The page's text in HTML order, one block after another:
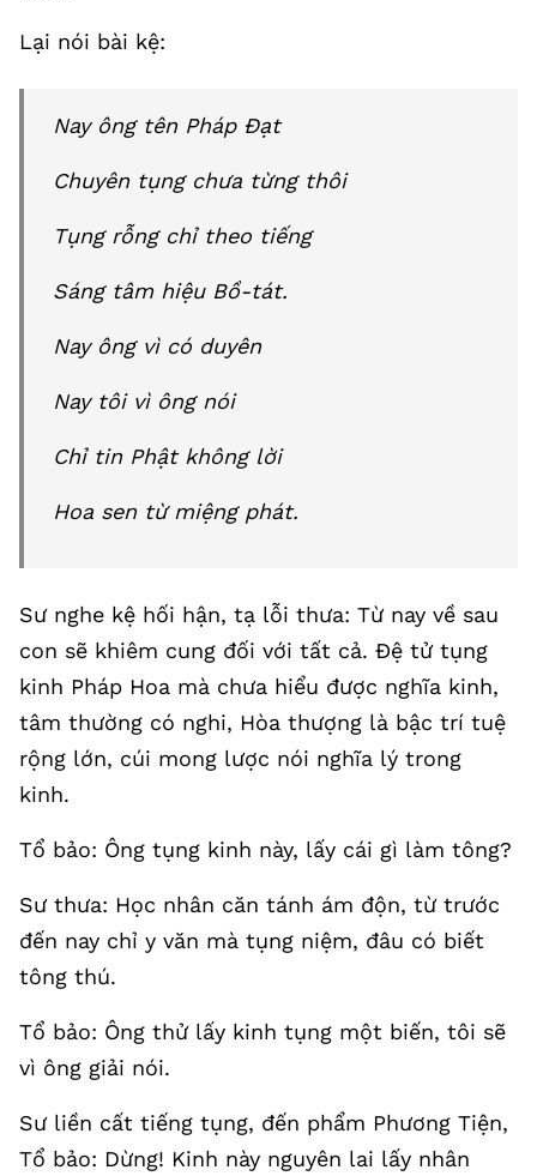
Lại nói bài kệ:
Nay ông tên Pháp Đạt
Chuyên tụng chưa từng thôi
Tụng rỗng chỉ theo tiếng
Sáng tâm hiệu Bồ-tát.
Nay ông vì có duyên
Nay tôi vì ông nói
Chỉ tin Phật không lời
Hoa sen từ miệng phát.
Sư nghe kệ hối hận, tạ lỗi thưa: Từ nay về sau
con sẽ khiêm cung đối với tất cả. Đệ tử tụng
kinh Pháp Hoa mà chưa hiểu được nghĩa kinh,
tâm thường có nghi, Hòa thượng là bậc trí tuệ
rộng lớn, cúi mong lược nói nghĩa lý trong
kinh.
Tổ bảo: Ông tụng kinh này, lấy cái gì làm tông?
Sư thưa: Học nhân căn tánh ám độn, từ trước
đến nay chỉ y văn mà tụng niệm, đâu có biết
tông thú.
Tổ bảo: Ông thử lấy kinh tụng một biến, tôi sẽ
vì ông giải nói.
Sư liền cất tiếng tụng, đến phẩm Phương Tiện,
Tổ bảo: Dừng! Kinh này nguyên lai lấy nhân